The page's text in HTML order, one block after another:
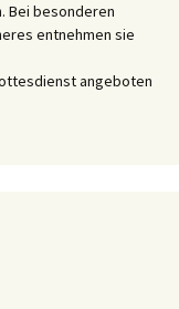
Bei besonderen
entnehmen sie
angeboten